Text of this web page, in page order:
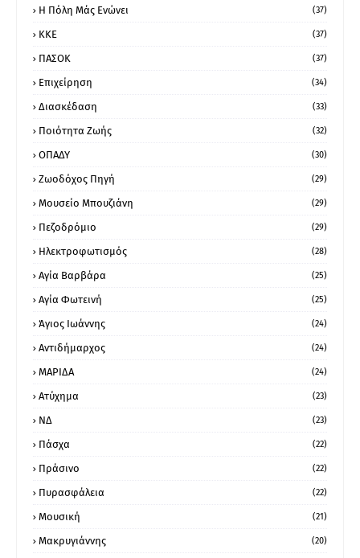
Η Πόλη Μάς Ενώνει (37)
ΚΚΕ (37)
ΠΑΣΟΚ (37)
Επιχείρηση (34)
Διασκέδαση (33)
Ποιότητα Ζωής (32)
ΟΠΑΔΥ (30)
Ζωοδόχος Πηγή (29)
Μουσείο Μπουζιάνη (29)
Πεζοδρόμιο (29)
Ηλεκτροφωτισμός (28)
Αγία Βαρβάρα (25)
Αγία Φωτεινή (25)
Άγιος Ιωάννης (24)
Αντιδήμαρχος (24)
ΜΑΡΙΔΑ (24)
Ατύχημα (23)
ΝΔ (23)
Πάσχα (22)
Πράσινο (22)
Πυρασφάλεια (22)
Μουσική (21)
Μακρυγιάννης (20)